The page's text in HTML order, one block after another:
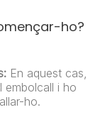
ho?
En aquest cas,
embolcall i ho
ho.